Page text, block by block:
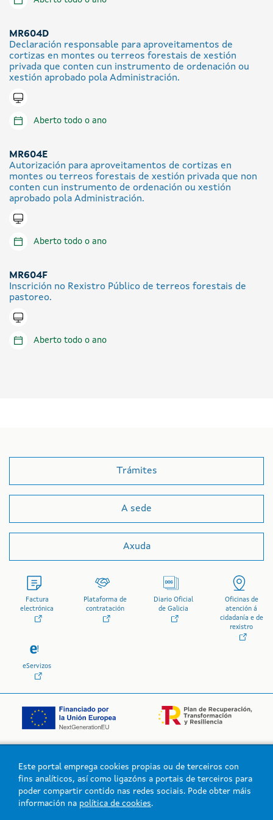
MR604D
Declaración responsable para aproveitamentos de
cortizas en montes ou terreos forestais de xestión
privada que conten cun instrumento de ordenación ou
xestión aprobado pola Administración.
Tramitar en liña
Aberto todo o ano
MR604E
Autorización para aproveitamentos de cortizas en
montes ou terreos forestais de xestión privada que non
conten cun instrumento de ordenación ou xestión
aprobado pola Administración.
Tramitar en liña
Aberto todo o ano
MR604F
Inscrición no Rexistro Público de terreos forestais de
pastoreo.
Tramitar en liña
Aberto todo o ano
Trámites
A sede
Axuda
Factura
electrónica
Plataforma de
contratación
Diario Oficial
de Galicia
Oficinas de
atención á
cidadanía e de
rexistro
eServizos
Logo da Xunta de Galicia
Este portal emprega cookies propias ou de terceiros con
fins analíticos, así como ligazóns a portais de terceiros para
poder compartir contido nas redes sociais. Pode obter máis
información na política de cookies.